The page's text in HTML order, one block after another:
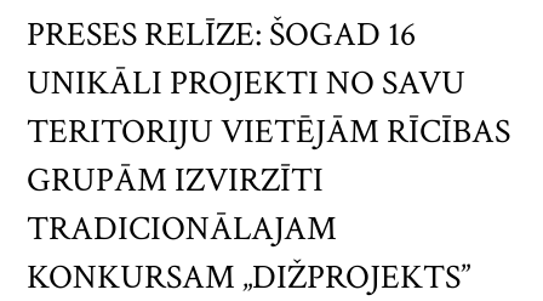
PRESES RELĪZE: ŠOGAD 16
UNIKĀLI PROJEKTI NO SAVU
TERITORIJU VIETĒJĀM RĪCĪBAS
GRUPĀM IZVIRZĪTI
TRADICIONĀLAJAM
KONKURSAM „DIŽPROJEKTS”